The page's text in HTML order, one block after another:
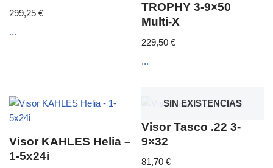
299,25 €
...
TROPHY 3-9×50
Multi-X
229,50€
...
Visor KAHLES Helia –
1-5x24i
SIN EXISTENCIAS
Visor Tasco .22 3-
9×32
81,70€